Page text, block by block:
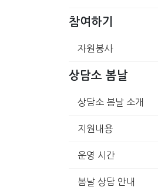
참여하기
자원봉사
상담소 봄날
상담소 봄날 소개
지원내용
운영 시간
봄날 상담 안내